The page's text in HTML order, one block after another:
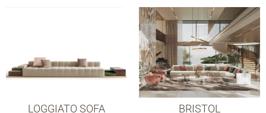
LOGGIATO SOFA BRISTOL